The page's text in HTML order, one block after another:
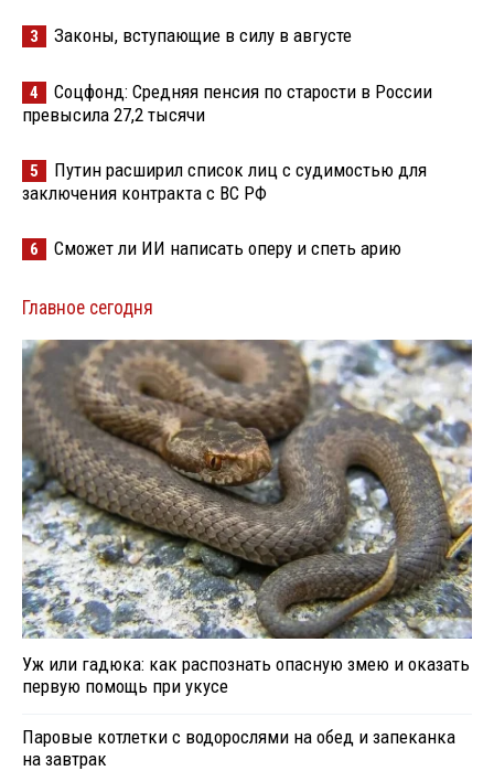
3 Законы, вступающие в силу в августе
4
Соцфонд: Средняя пенсия по старости в России
превысила 27,2 тысячи
5
Путин расширил список лиц с судимостью для
заключения контракта с ВС РФ
6 Сможет ли ИИ написать оперу и спеть арию
Главное сегодня
Уж или гадюка: как распознать опасную змею и оказать
первую помощь при укусе
Паровые котлетки с водорослями на обед и запеканка
на завтрак